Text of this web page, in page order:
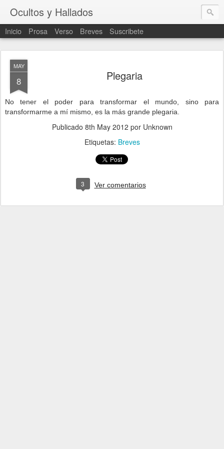
Ocultos y Hallados
Inicio Prosa Verso Breves Suscribete
MAY
8 Plegaria
No tener el poder para transformar el mundo, sino para
transformarme a mí mismo, es la más grande plegaria.
Publicado 8th May 2012 por Unknown
Etiquetas: Breves
3 Ver comentarios